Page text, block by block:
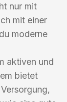
nur mit
mit einer
moderne
aktiven und
bietet